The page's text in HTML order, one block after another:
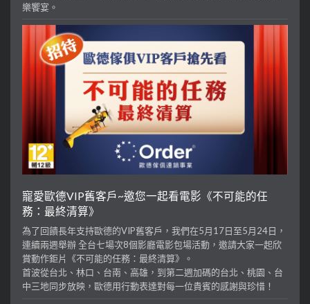
樂饗宴。
寵愛歐德VIP舊客戶~邀您一起看電影《不可能的任
務：最終清算》
為了回饋長年支持歐德的VIP舊客戶，我們在5月17日至5月24日，
連續兩週舉辦 全台七場次8個影廳電影包場活動，邀請大家一起欣
賞動作鉅片《不可能的任務：最終清算》。
首波從台北、林口、台南、高雄，到第二週加碼的台北、桃園、台
中三地同步放映，歐德用行動表達對每一位貴賓的感謝與珍惜！